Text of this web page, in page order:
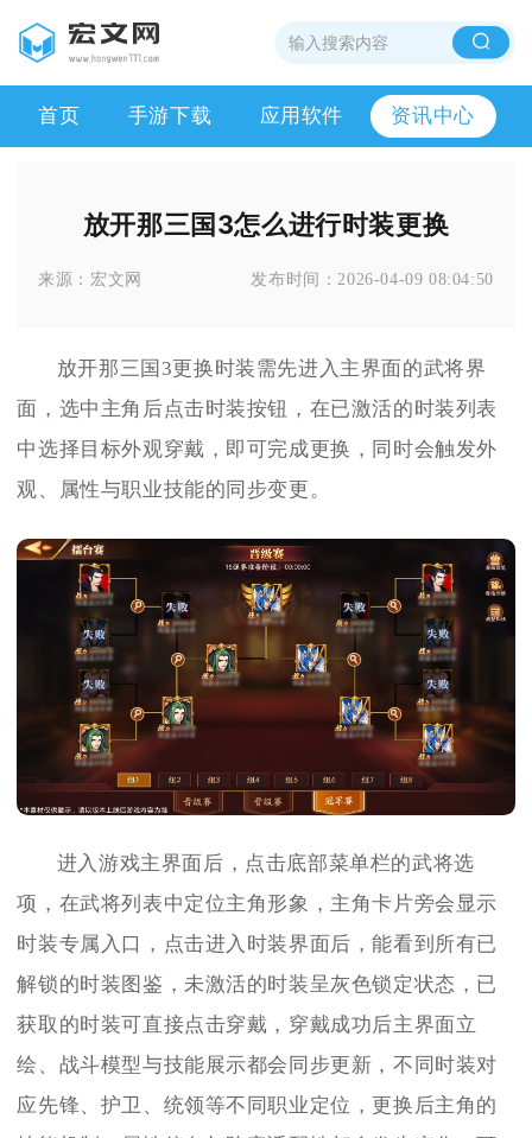
首页 手游下载 应用软件 资讯中心
放开那三国3怎么进行时装更换
来源： 宏文网 发布时间： 2026-04-09 08:04:50
放开那三国3更换时装需先进入主界面的武将界
面，选中主角后点击时装按钮，在已激活的时装列表
中选择目标外观穿戴，即可完成更换，同时会触发外
观、属性与职业技能的同步变更。
进入游戏主界面后，点击底部菜单栏的武将选
项，在武将列表中定位主角形象，主角卡片旁会显示
时装专属入口，点击进入时装界面后，能看到所有已
解锁的时装图鉴，未激活的时装呈灰色锁定状态，已
获取的时装可直接点击穿戴，穿戴成功后主界面立
绘、战斗模型与技能展示都会同步更新，不同时装对
应先锋、护卫、统领等不同职业定位，更换后主角的